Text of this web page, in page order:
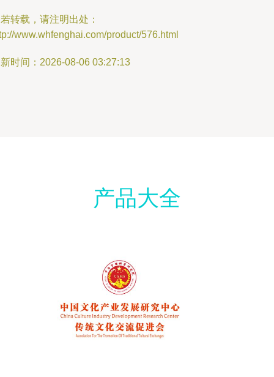
转载，请注明出处：
www.whfenghai.com/product/576.html
时间：2026-08-06 03:27:13
产品大全